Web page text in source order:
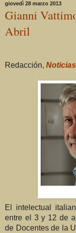
giovedì 28 marzo 2013
Gianni
Abril
Redacción, Noticias
El intelectual
entre el 3 y 12 de
de Docentes de la